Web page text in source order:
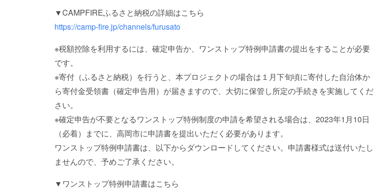
▼CAMPFIREふるさと納税の詳細はこちら
https://camp-fire.jp/channels/furusato
※税額控除を利用するには、確定申告か、ワンストップ特例申請書の提出をすることが必要
です。
※寄付（ふるさと納税）を行うと、本プロジェクトの場合は１月下旬頃に寄付した自治体か
ら寄付金受領書（確定申告用）が届きますので、大切に保管し所定の手続きを実施してくだ
さい。
※確定申告が不要となるワンストップ特例制度の申請を希望される場合は、2023年1月10日
（必着）までに、高岡市に申請書を提出いただく必要があります。
ワンストップ特例申請書は、以下からダウンロードしてください。申請書様式は送付いたし
ませんので、予めご了承ください。
▼ワンストップ特例申請書はこちら